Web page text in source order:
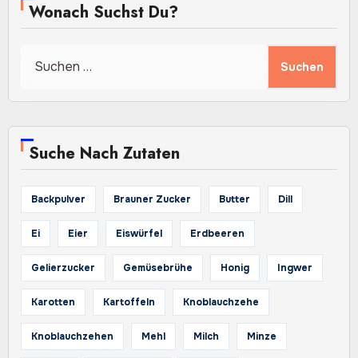
Wonach Suchst Du?
Suche Nach Zutaten
Backpulver Brauner Zucker Butter Dill
Ei Eier Eiswürfel Erdbeeren
Gelierzucker Gemüsebrühe Honig Ingwer
Karotten Kartoffeln Knoblauchzehe
Knoblauchzehen Mehl Milch Minze